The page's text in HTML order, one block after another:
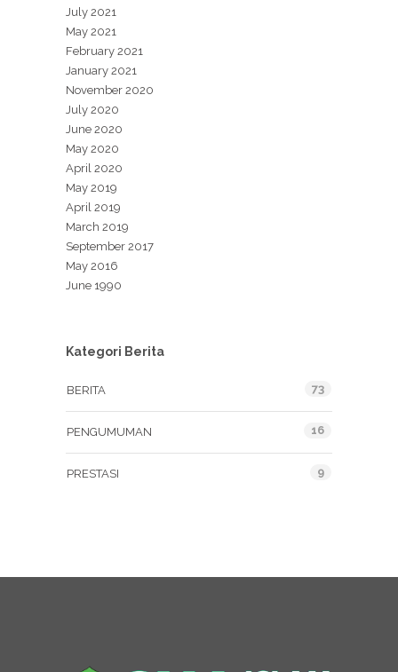
July 2021
May 2021
February 2021
January 2021
November 2020
July 2020
June 2020
May 2020
April 2020
May 2019
April 2019
March 2019
September 2017
May 2016
June 1990
Kategori Berita
BERITA 73
PENGUMUMAN 16
PRESTASI 9